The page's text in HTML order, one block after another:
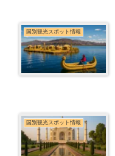
国別観光スポット情報
国別観光スポット情報